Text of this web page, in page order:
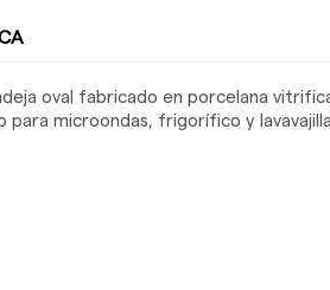
oval fabricado en porcelana
para microondas, frigorífico y